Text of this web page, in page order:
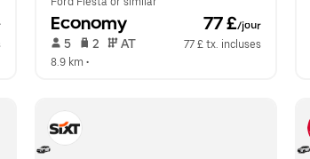
Economy 77 £/jour
5 2 AT
77 £ tx. incluses
8.9 km •